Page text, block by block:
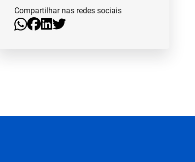
Compartilhar nas redes sociais